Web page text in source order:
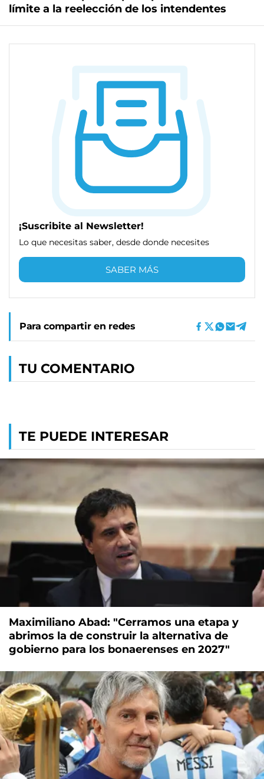
límite a la reelección de los intendentes
¡Suscribite al Newsletter!
Lo que necesitas saber, desde donde necesites
SABER MÁS
Para compartir en redes
TU COMENTARIO
TE PUEDE INTERESAR
Maximiliano Abad: "Cerramos una etapa y
abrimos la de construir la alternativa de
gobierno para los bonaerenses en 2027"